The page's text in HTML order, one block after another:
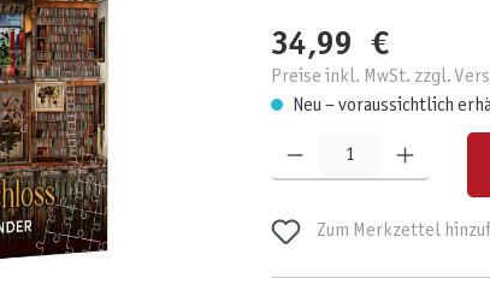
34,99 €
Preise inkl. MwSt. zzgl.
Neu – voraussichtlich
Zum Merkzettel